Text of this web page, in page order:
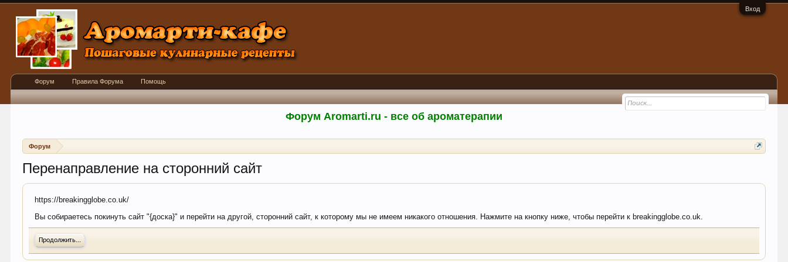
Вход
Форум Aromarti.ru - все об ароматерапии
Форум
Перенаправление на сторонний сайт
https://breakingglobe.co.uk/
Вы собираетесь покинуть сайт "{доска}" и перейти на другой, сторонний сайт, к которому мы не имеем никакого отношения. Нажмите на кнопку ниже, чтобы перейти к breakingglobe.co.uk.
Продолжить...
Форум Правила Форума Помощь